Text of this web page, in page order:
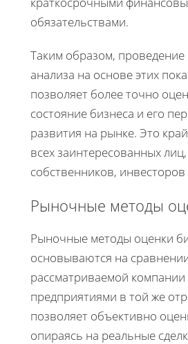
обязательствами.
Таким образом,
анализа на основе этих
позволяет более точно
состояние бизнеса и его
развития на рынке. Это
всех заинтересованных
собственников,
Рыночные методы
Рыночные методы оценки
основываются на
рассматриваемой
предприятиями в той же
позволяет объективно
опираясь на реальные